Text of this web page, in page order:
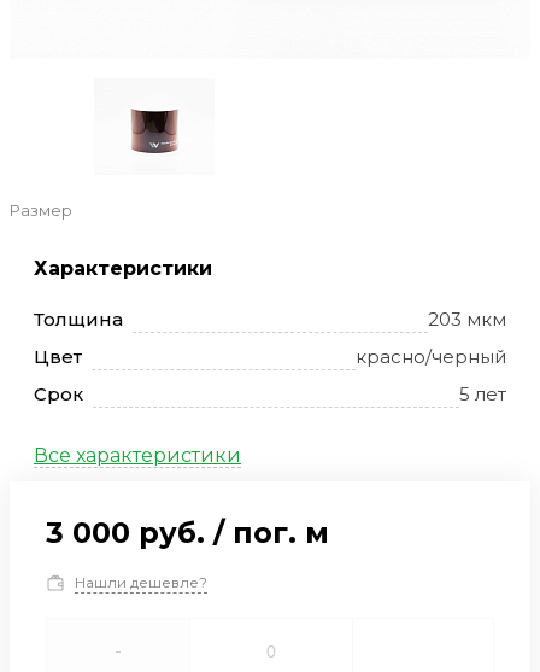
Размер
Характеристики
Толщина
203 мкм
Цвет
красно/черный
Срок
5 лет
Все характеристики
3 000 руб. / пог. м
Нашли дешевле?
-